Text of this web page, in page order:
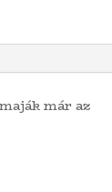
már az